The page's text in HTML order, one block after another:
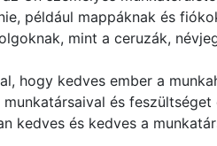
például mappáknak és
mint a ceruzák,
hogy kedves ember a
és
kedves és kedves a